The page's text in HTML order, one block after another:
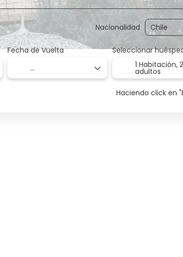
Nacionalidad
Fecha de Vuelta
Seleccionar
1 Habitación,2
adultos
Haciendo click en